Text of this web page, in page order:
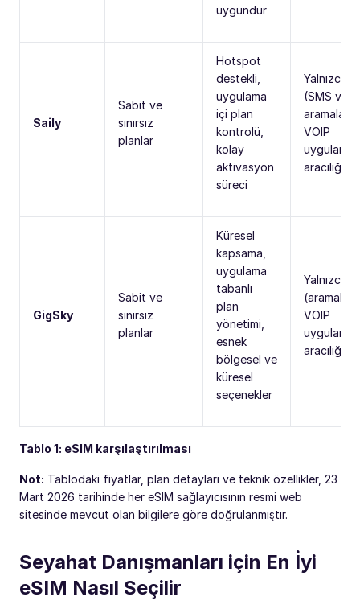
uygundur
Saily
Sabit ve
sınırsız
planlar
Hotspot
destekli,
uygulama
içi plan
kontrolü,
kolay
aktivasyon
süreci
Yalnızca
(SMS ve
aramalar
VOIP
GigSky
Sabit ve
sınırsız
planlar
Küresel
kapsama,
uygulama
tabanlı
plan
yönetimi,
esnek
bölgesel ve
küresel
seçenekler
Yalnızca
(aramalar
VOIP
Tablo 1: eSIM karşılaştırılması
Not: Tablodaki fiyatlar, plan detayları ve teknik özellikler, 23
Mart 2026 tarihinde her eSIM sağlayıcısının resmi web
sitesinde mevcut olan bilgilere göre doğrulanmıştır.
Seyahat Danışmanları için En İyi
eSIM Nasıl Seçilir